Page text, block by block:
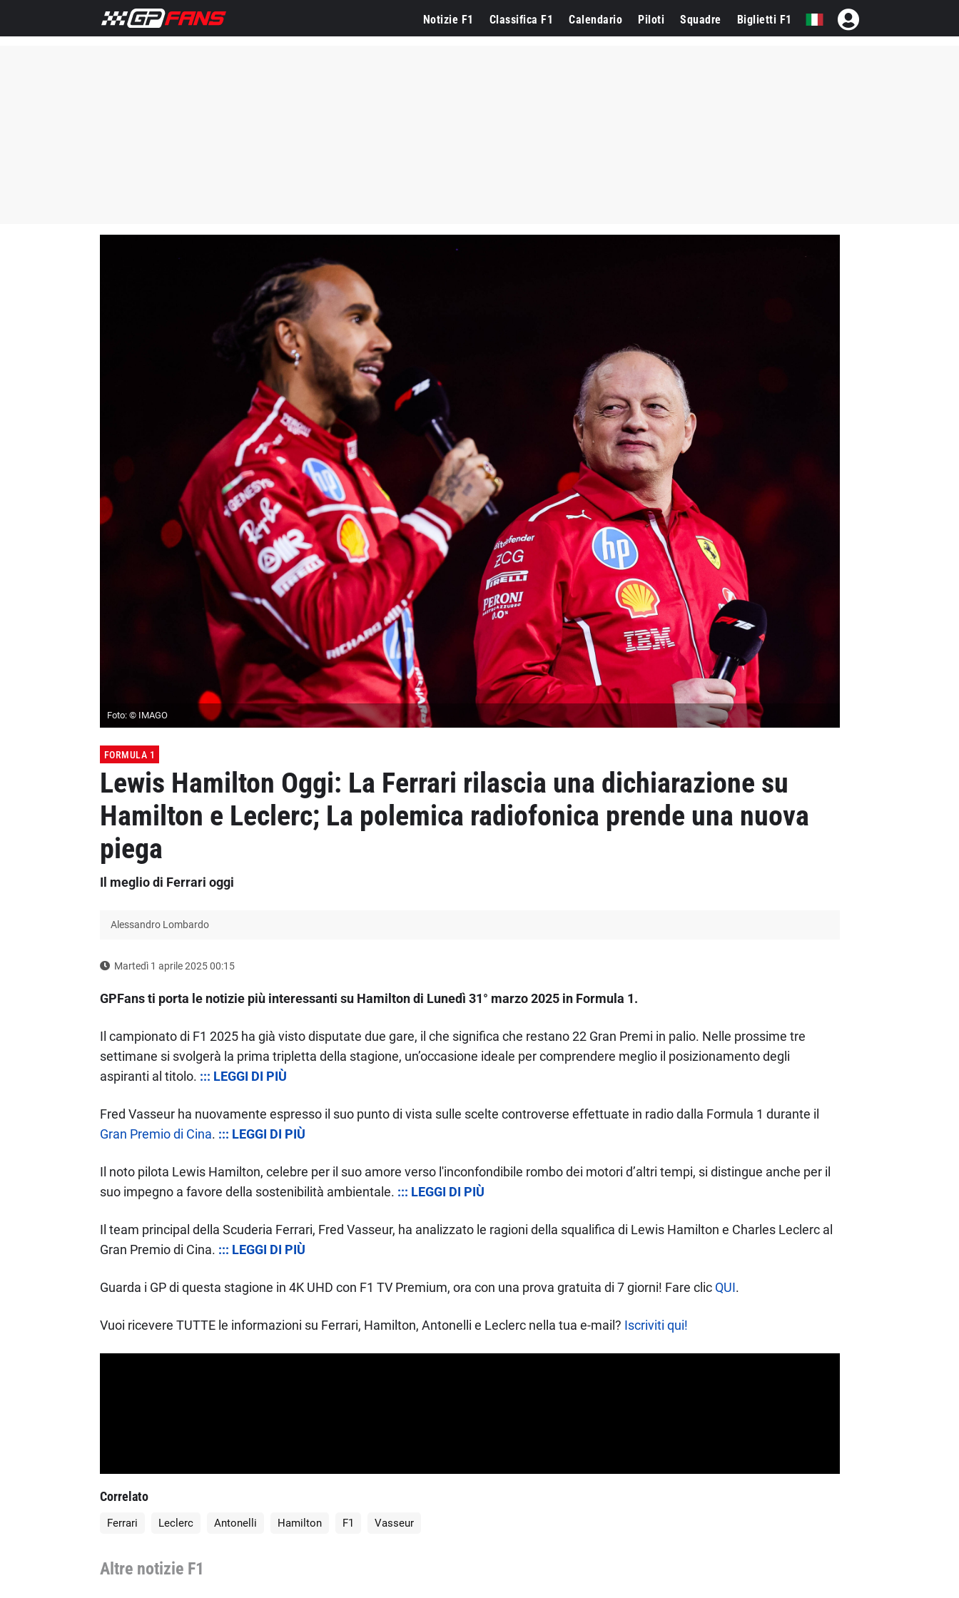
Notizie F1 Classifica F1 Calendario Piloti Squadre Biglietti F1
Foto: © IMAGO
FORMULA 1
Lewis Hamilton Oggi: La Ferrari rilascia una dichiarazione su
Hamilton e Leclerc; La polemica radiofonica prende una nuova
piega
Il meglio di Ferrari oggi
Alessandro Lombardo
Martedì 1 aprile 2025 00:15
GPFans ti porta le notizie più interessanti su Hamilton di Lunedì 31° marzo 2025 in Formula 1.
Il campionato di F1 2025 ha già visto disputate due gare, il che significa che restano 22 Gran Premi in palio. Nelle prossime tre
settimane si svolgerà la prima tripletta della stagione, un’occasione ideale per comprendere meglio il posizionamento degli
aspiranti al titolo. ::: LEGGI DI PIÙ
Fred Vasseur ha nuovamente espresso il suo punto di vista sulle scelte controverse effettuate in radio dalla Formula 1 durante il
Gran Premio di Cina. ::: LEGGI DI PIÙ
Il noto pilota Lewis Hamilton, celebre per il suo amore verso l'inconfondibile rombo dei motori d’altri tempi, si distingue anche per il
suo impegno a favore della sostenibilità ambientale. ::: LEGGI DI PIÙ
Il team principal della Scuderia Ferrari, Fred Vasseur, ha analizzato le ragioni della squalifica di Lewis Hamilton e Charles Leclerc al
Gran Premio di Cina. ::: LEGGI DI PIÙ
Guarda i GP di questa stagione in 4K UHD con F1 TV Premium, ora con una prova gratuita di 7 giorni! Fare clic QUI.
Vuoi ricevere TUTTE le informazioni su Ferrari, Hamilton, Antonelli e Leclerc nella tua e-mail? Iscriviti qui!
Correlato
Ferrari Leclerc Antonelli Hamilton F1 Vasseur
Altre notizie F1